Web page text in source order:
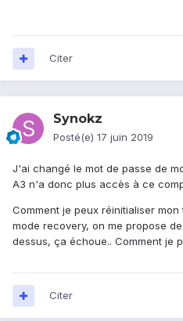
Citer
Synokz
Posté(e) 17 juin 2019
J'ai changé le mot de passe de
A3 n'a donc plus accès à ce
Comment je peux réinitialiser
mode recovery, on me propose
dessus, ça échoue.. Comment je
Citer